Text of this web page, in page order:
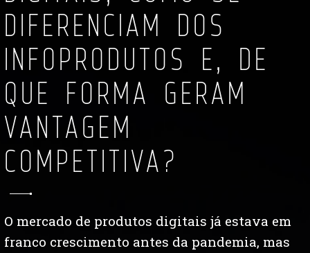
DIFERENCIAM DOS
INFOPRODUTOS E, DE
QUE FORMA GERAM
VANTAGEM
COMPETITIVA?
O mercado de produtos digitais já estava em
franco crescimento antes da pandemia, mas